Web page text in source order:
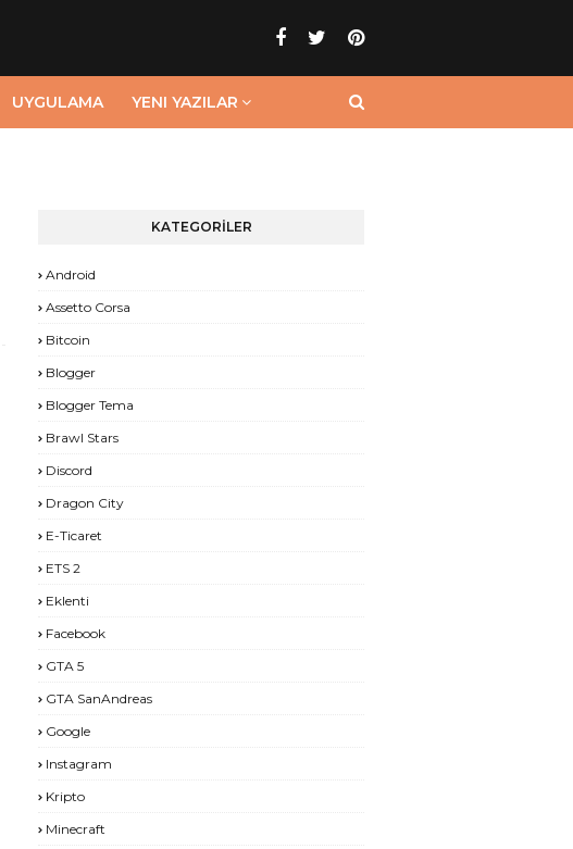
UYGULAMA YENI YAZILAR
KATEGORİLER
Android
Assetto Corsa
Bitcoin
Blogger
Blogger Tema
Brawl Stars
Discord
Dragon City
E-Ticaret
ETS 2
Eklenti
Facebook
GTA 5
GTA SanAndreas
Google
Instagram
Kripto
Minecraft